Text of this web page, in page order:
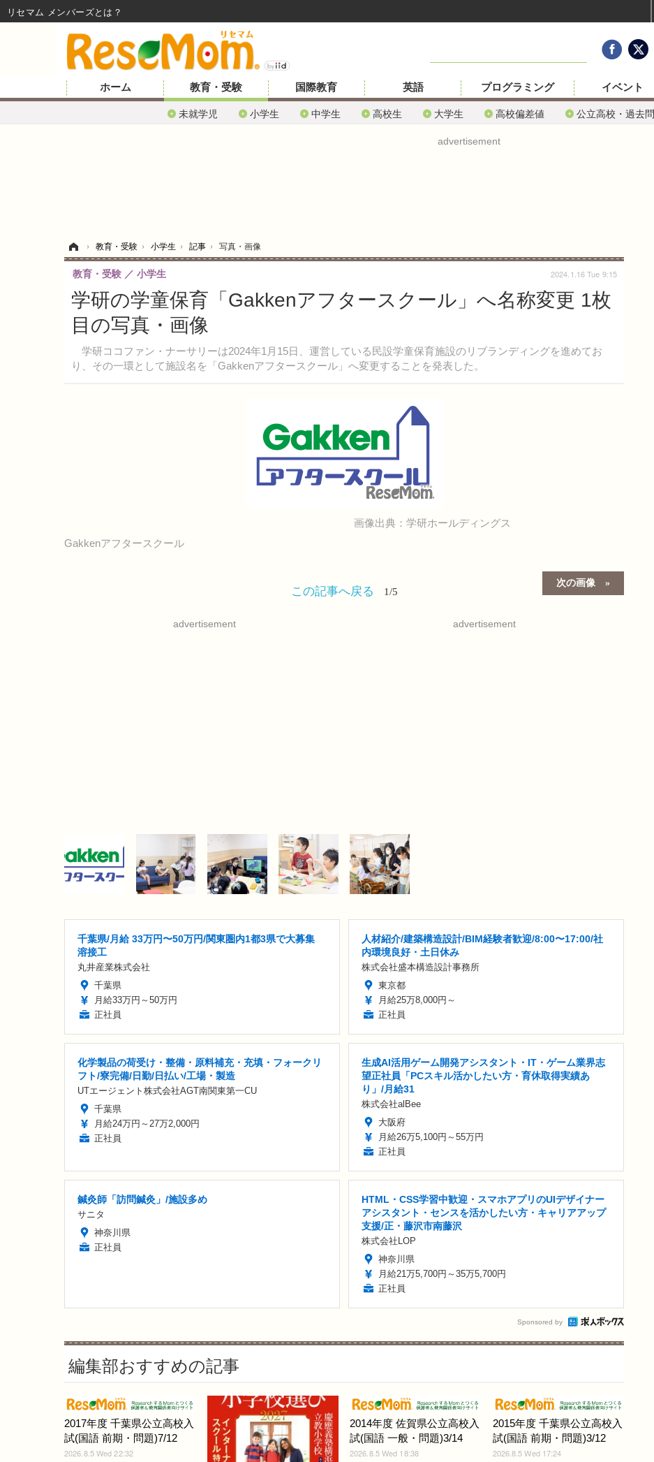
ホーム 教育・受験
未就学児 小学生 中学生 高校生 大学生 高校偏差値 公立高校・過去問
国際教育 英語 プログラミング イベント
advertisement
› 教育・受験 › 小学生 › 記事 › 写真・画像
学研の学童保育「Gakkenアフタースクール」へ名称変更 1枚
目の写真・画像
学研ココファン・ナーサリーは2024年1月15日、運営している民設学童保育施設のリブランディングを進めてお
り、その一環として施設名を「Gakkenアフタースクール」へ変更することを発表した。
教育・受験 小学生 2024.1.16 Tue 9:15
画像出典：学研ホールディングス
Gakkenアフタースクール
次の画像
この記事へ戻る 1/5
advertisement advertisement
千葉県/月給 33万円〜50万円/関東圏内1都3県で大募集
溶接工
丸井産業株式会社
千葉県
月給33万円～50万円
正社員
人材紹介/建築構造設計/BIM経験者歓迎/8:00〜17:00/社
内環境良好・土日休み
株式会社盛本構造設計事務所
東京都
月給25万8,000円～
正社員
化学製品の荷受け・整備・原料補充・充填・フォークリ
フト/寮完備/日勤/日払い/工場・製造
UTエージェント株式会社AGT南関東第一CU
千葉県
月給24万円～27万2,000円
正社員
生成AI活用ゲーム開発アシスタント・IT・ゲーム業界志
望正社員「PCスキル活かしたい方・育休取得実績あ
り」/月給31
株式会社alBee
大阪府
月給26万5,100円～55万円
正社員
鍼灸師「訪問鍼灸」/施設多め
サニタ
神奈川県
正社員
HTML・CSS学習中歓迎・スマホアプリのUIデザイナー
アシスタント・センスを活かしたい方・キャリアアップ
支援/正・藤沢市南藤沢
株式会社LOP
神奈川県
月給21万5,700円～35万5,700円
正社員
Sponsored by
編集部おすすめの記事
2017年度 千葉県公立高校入
試(国語 前期・問題)7/12
2026.8.5 Wed 22:32
2014年度 佐賀県公立高校入
試(国語 一般・問題)3/14
2026.8.5 Wed 18:38
2015年度 千葉県公立高校入
試(国語 前期・問題)3/12
2026.8.5 Wed 17:24
リセマム メンバーズ